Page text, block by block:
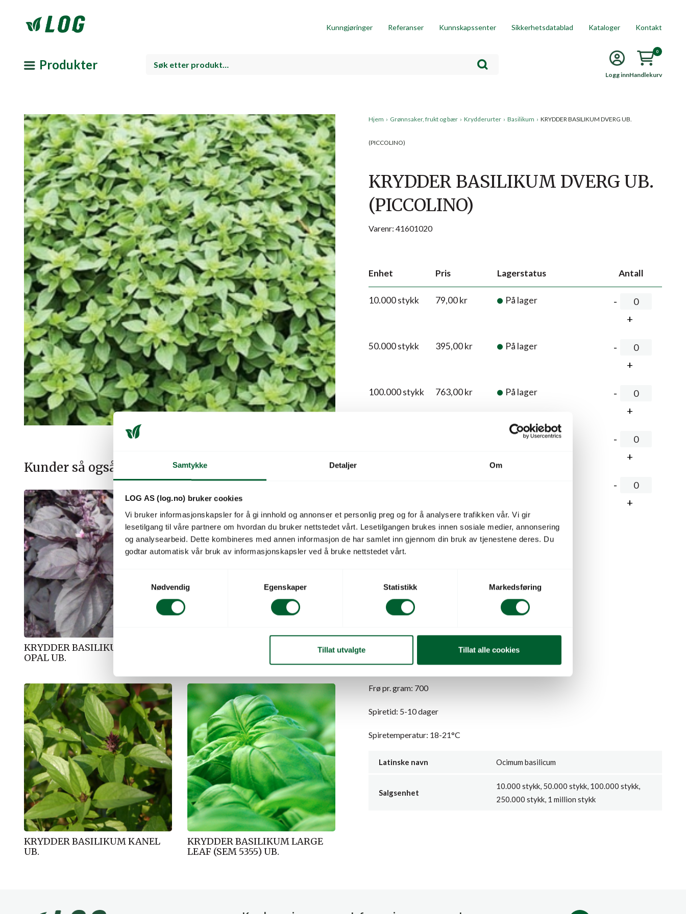
Samtykke Detaljer Om
LOG AS (log.no) bruker cookies
Vi bruker informasjonskapsler for å gi innhold og annonser et personlig preg og for å analysere trafikken vår. Vi gir
lesetilgang til våre partnere om hvordan du bruker nettstedet vårt. Lesetilgangen brukes innen sosiale medier, annonsering
og analysearbeid. Dette kombineres med annen informasjon de har samlet inn gjennom din bruk av tjenestene deres. Du
godtar automatisk vår bruk av informasjonskapsler ved å bruke nettstedet vårt.
S
a
m
k
k
v
a
l
g
Nødvendig Egenskaper Statistikk Markedsføring
Tillat utvalgte Tillat alle cookies
Kunngjøringer Referanser Kunnskapssenter Sikkerhetsdatablad Kataloger Kontakt
Produkter
Logg innHandlekurv
0
Kunder så også på
Salg!
KRYDDER BASILIKUM DARK
OPAL UB.
Salg!
KRYDDER BASILIKUM DVERG
Salg!
KRYDDER BASILIKUM KANEL
UB.
Salg!
KRYDDER BASILIKUM LARGE
LEAF (SEM 5355) UB.
Hjem › Grønnsaker, frukt og bær › Krydderurter › Basilikum › KRYDDER BASILIKUM DVERG UB.
(PICCOLINO)
KRYDDER BASILIKUM DVERG UB.
(PICCOLINO)
Varenr: 41601020
Enhet Pris Lagerstatus Antall
10.000 stykk 79,00kr På lager
50.000 stykk 395,00kr På lager
100.000 stykk 763,00kr På lager
På lager
Legg i handlekurven
Produktbeskrivelse
Beskrivelse
Latinsk navn: Ocimum basilicum
Frø pr. gram: 700
Spiretid: 5-10 dager
Spiretemperatur: 18-21°C
Latinske navn Ocimum basilicum
Salgsenhet
10.000 stykk, 50.000 stykk, 100.000 stykk,
250.000 stykk, 1 million stykk